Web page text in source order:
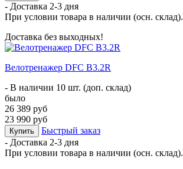
- Доставка 2-3 дня
При условии товара в наличии (осн. склад).
Доставка без выходных!
Велотренажер DFC B3.2R
- В наличии 10 шт. (доп. склад)
было
26 389 руб
23 990 руб
Купить
Быстрый заказ
- Доставка 2-3 дня
При условии товара в наличии (осн. склад).